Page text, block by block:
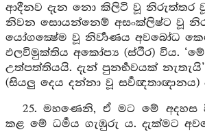
ආදීනව දැන නො කිලිටි වූ නිරුත්තර
නිවන සොයන්නෙම් අසංක්ලිෂ්ට වූ
යෝගක්‍ෂේම වූ නිර්‍වාණය අවබෝධ
ඵලවිමුක්තිය අකෝප්‍ය (ස්ථීර) විය.
උත්පත්තියයි. දැන් පුනර්‍භවයක්
(සියලු දෙය දන්නා වූ සර්‍වඥතාඥානය)
25. මහණෙනි, ඒ මට මේ අදහස
කළ මේ ධර්‍මය ගැඹුරු ය. දැක්මට